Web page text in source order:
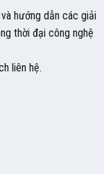
hướng dẫn các giải
thời đại công nghệ
liên hệ.